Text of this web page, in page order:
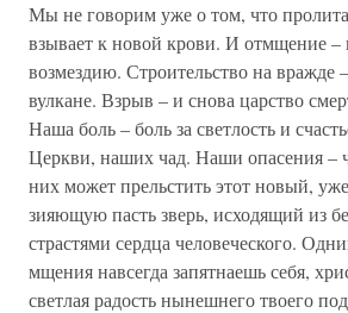
Мы не говорим уже о том, что
взывает к новой крови. И отмщение –
возмездию. Строительство на вражде
вулкане. Взрыв – и снова царство
Наша боль – боль за светлость и
Церкви, наших чад. Наши опасения –
них может прельстить этот новый,
зияющую пасть зверь, исходящий из
страстями сердца человеческого.
мщения навсегда запятнаешь себя,
светлая радость нынешнего твоего